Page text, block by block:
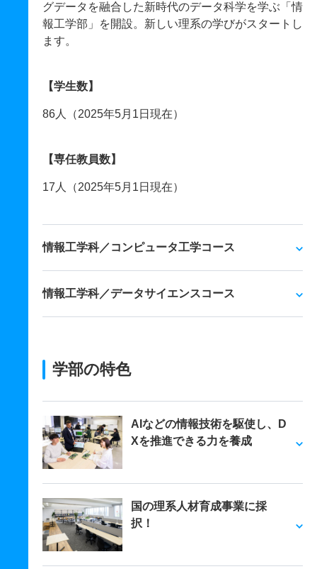
グデータを融合した新時代のデータ科学を学ぶ「情
報工学部」を開設。新しい理系の学びがスタートし
ます。
【学生数】
86人（2025年5月1日現在）
【専任教員数】
17人（2025年5月1日現在）
情報工学科／コンピュータ工学コース
情報工学科／データサイエンスコース
学部の特色
AIなどの情報技術を駆使し、D
Xを推進できる力を養成
国の理系人材育成事業に採
択！